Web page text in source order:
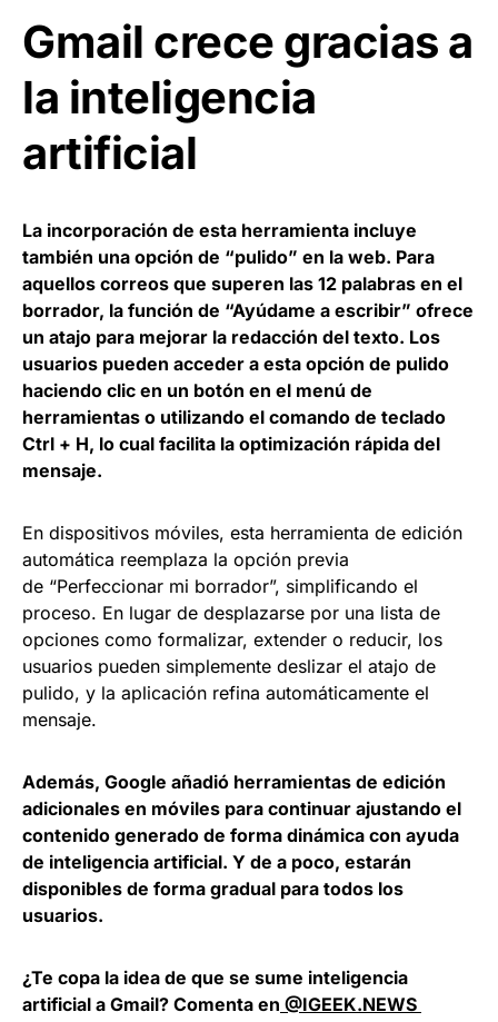
Gmail crece gracias a
la inteligencia
artificial
La incorporación de esta herramienta incluye
también una opción de “pulido” en la web. Para
aquellos correos que superen las 12 palabras en el
borrador, la función de “Ayúdame a escribir” ofrece
un atajo para mejorar la redacción del texto. Los
usuarios pueden acceder a esta opción de pulido
haciendo clic en un botón en el menú de
herramientas o utilizando el comando de teclado
Ctrl + H, lo cual facilita la optimización rápida del
mensaje.
En dispositivos móviles, esta herramienta de edición
automática reemplaza la opción previa
de “Perfeccionar mi borrador”, simplificando el
proceso. En lugar de desplazarse por una lista de
opciones como formalizar, extender o reducir, los
usuarios pueden simplemente deslizar el atajo de
pulido, y la aplicación refina automáticamente el
mensaje.
Además, Google añadió herramientas de edición
adicionales en móviles para continuar ajustando el
contenido generado de forma dinámica con ayuda
de inteligencia artificial. Y de a poco, estarán
disponibles de forma gradual para todos los
usuarios.
¿Te copa la idea de que se sume inteligencia
artificial a Gmail? Comenta en @IGEEK.NEWS